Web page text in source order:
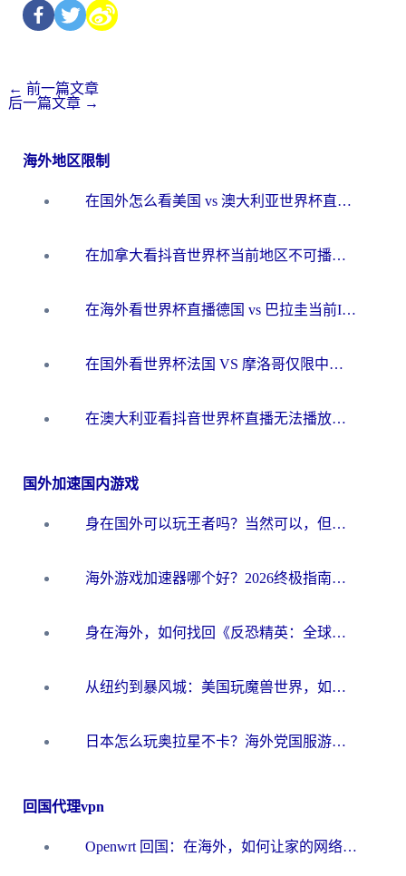
← 前一篇文章
后一篇文章 →
海外地区限制
在国外怎么看美国 vs 澳大利亚世界杯直播？海外党必藏的中文解说观赛指南
在加拿大看抖音世界杯当前地区不可播放？海外党体育观赛终极指南
在海外看世界杯直播德国 vs 巴拉圭当前IP受限制？这篇指南帮你轻松解决地区限制
在国外看世界杯法国 VS 摩洛哥仅限中国大陆？别让地域限制拦下你的欢呼
在澳大利亚看抖音世界杯直播无法播放？海外党体育观赛终极指南来了！
国外加速国内游戏
身在国外可以玩王者吗？当然可以，但你需要这份“加速”指南
海外游戏加速器哪个好？2026终极指南帮你畅玩国服+解决卡顿难题
身在海外，如何找回《反恐精英：全球攻势》国服的丝滑手感？一份给你的终极指南
从纽约到暴风城：美国玩魔兽世界，如何找到你的最佳网络航线
日本怎么玩奥拉星不卡？海外党国服游戏加速器选择全攻略
回国代理vpn
Openwrt 回国：在海外，如何让家的网络触手可及